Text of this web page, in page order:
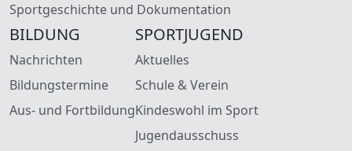
Sportgeschichte und Dokumentation
BILDUNG
Nachrichten
Bildungstermine
Aus- und Fortbildung
SPORTJUGEND
Aktuelles
Schule & Verein
Kindeswohl im Sport
Jugendausschuss